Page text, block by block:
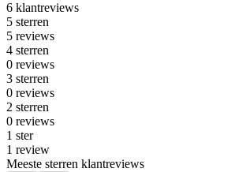
6 klantreviews
5 sterren
5 reviews
4 sterren
0 reviews
3 sterren
0 reviews
2 sterren
0 reviews
1 ster
1 review
Meeste sterren klantreviews